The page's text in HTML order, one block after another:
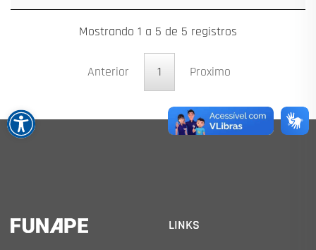
Open toolbar
Mostrando 1 a 5 de 5 registros
Anterior 1 Proximo
LINKS